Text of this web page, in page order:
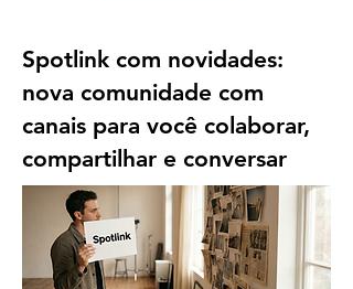
Spotlink com novidades:
nova comunidade com
canais para você colaborar,
compartilhar e conversar